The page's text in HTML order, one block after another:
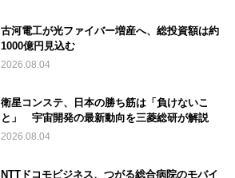
古河電工が光ファイバー増産へ、総投資額は約
1000億円見込む
2026.08.04
衛星コンステ、日本の勝ち筋は「負けないこ
と」 宇宙開発の最新動向を三菱総研が解説
2026.08.04
NTTドコモビジネス、つがる総合病院のモバイ